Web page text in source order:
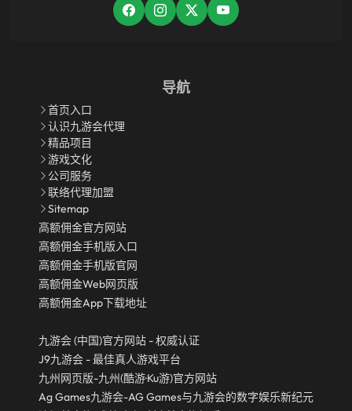
导航
首页入口
认识九游会代理
精品项目
游戏文化
公司服务
联络代理加盟
Sitemap
高额佣金官方网站
高额佣金手机版入口
高额佣金手机版官网
高额佣金Web网页版
高额佣金app下载地址
九游会 (中国)官方网站 - 权威认证
J9九游会 - 最佳真人游戏平台
九州网页版-九州(酷游·ku游)官方网站
Ag Games九游会-AG Games与九游会的数字娱乐新纪元